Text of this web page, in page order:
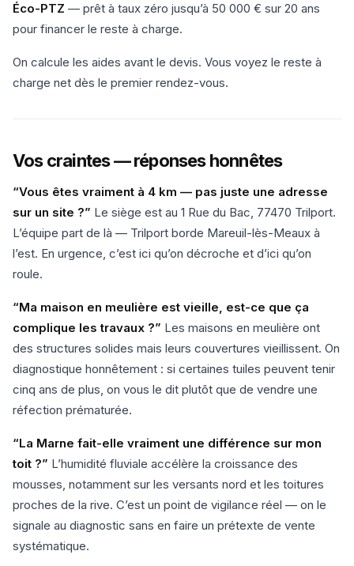
Éco-PTZ — prêt à taux zéro jusqu’à 50 000 € sur 20 ans
pour financer le reste à charge.
On calcule les aides avant le devis. Vous voyez le reste à
charge net dès le premier rendez-vous.
Vos craintes — réponses honnêtes
“Vous êtes vraiment à 4 km — pas juste une adresse
sur un site ?” Le siège est au 1 Rue du Bac, 77470 Trilport.
L’équipe part de là — Trilport borde Mareuil-lès-Meaux à
l’est. En urgence, c’est ici qu’on décroche et d’ici qu’on
roule.
“Ma maison en meulière est vieille, est-ce que ça
complique les travaux ?” Les maisons en meulière ont
des structures solides mais leurs couvertures vieillissent. On
diagnostique honnêtement : si certaines tuiles peuvent tenir
cinq ans de plus, on vous le dit plutôt que de vendre une
réfection prématurée.
“La Marne fait-elle vraiment une différence sur mon
toit ?” L’humidité fluviale accélère la croissance des
mousses, notamment sur les versants nord et les toitures
proches de la rive. C’est un point de vigilance réel — on le
signale au diagnostic sans en faire un prétexte de vente
systématique.